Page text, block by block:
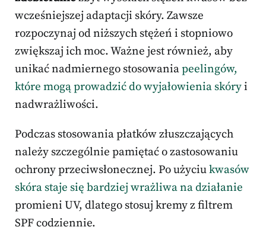
wcześniejszej adaptacji skóry. Zawsze
rozpoczynaj od niższych stężeń i stopniowo
zwiększaj ich moc. Ważne jest również, aby
unikać nadmiernego stosowaniapeelingów,
które mogą prowadzić do wyjałowienia skóryi
nadwrażliwości.
Podczas stosowania płatków złuszczających
należy szczególnie pamiętać o zastosowaniu
ochrony przeciwsłonecznej. Po użyciukwasów
skóra staje się bardziej wrażliwa na działanie
promieni UV, dlatego stosuj kremy z filtrem
SPF codziennie.